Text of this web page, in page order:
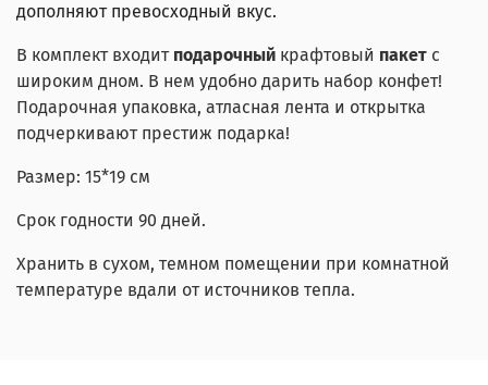
дополняют превосходный вкус.
В комплект входит подарочный крафтовый пакет с
широким дном. В нем удобно дарить набор конфет!
Подарочная упаковка, атласная лента и открытка
подчеркивают престиж подарка!
Размер: 15*19 см
Срок годности 90 дней.
Хранить в сухом, темном помещении при комнатной
температуре вдали от источников тепла.